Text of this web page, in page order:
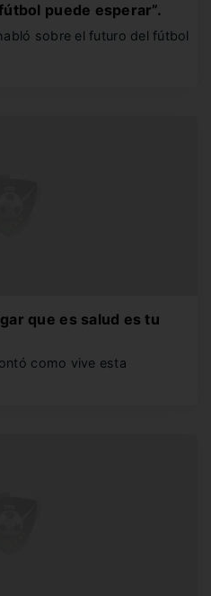
puede esperar”.
sobre el futuro del fútbol
que es salud es tu
como vive esta